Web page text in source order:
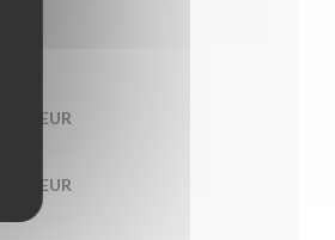
7,00 EUR
7,50 EUR